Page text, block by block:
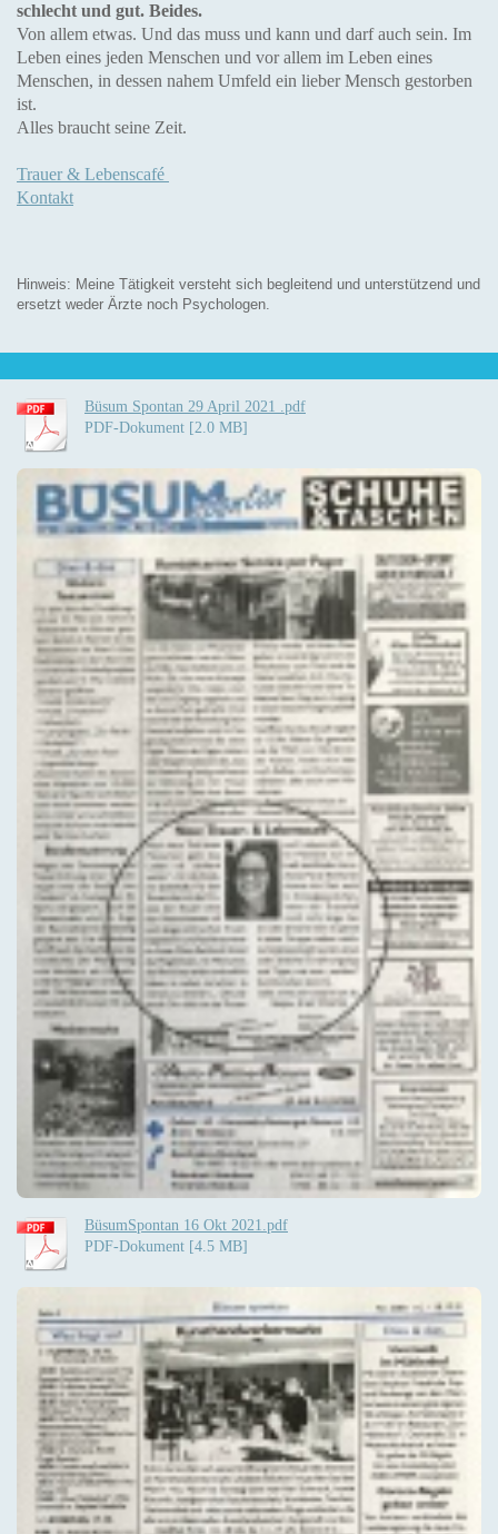
schlecht und gut. Beides.
Von allem etwas. Und das muss und kann und darf auch sein. Im
Leben eines jeden Menschen und vor allem im Leben eines
Menschen, in dessen nahem Umfeld ein lieber Mensch gestorben
ist.
Alles braucht seine Zeit.
Trauer & Lebenscafé
Kontakt
Hinweis: Meine Tätigkeit versteht sich begleitend und unterstützend und
ersetzt weder Ärzte noch Psychologen.
Büsum Spontan 29 April 2021 .pdf
PDF-Dokument [2.0 MB]
BüsumSpontan 16 Okt 2021.pdf
PDF-Dokument [4.5 MB]